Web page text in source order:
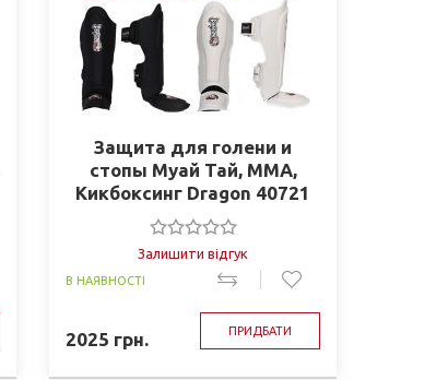
Защита для голени и
стопы Муай Тай, ММА,
Кикбоксинг Dragon 40721
Залишити відгук
В НАЯВНОСТІ
2025 грн. ПРИДБАТИ